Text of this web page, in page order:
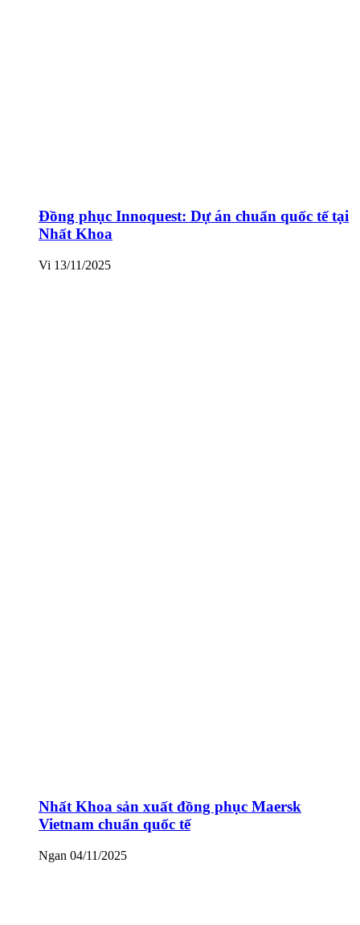
Đồng phục Innoquest: Dự án chuẩn quốc tế tại
Nhất Khoa
Vi 13/11/2025
Nhất Khoa sản xuất đồng phục Maersk
Vietnam chuẩn quốc tế
Ngan 04/11/2025